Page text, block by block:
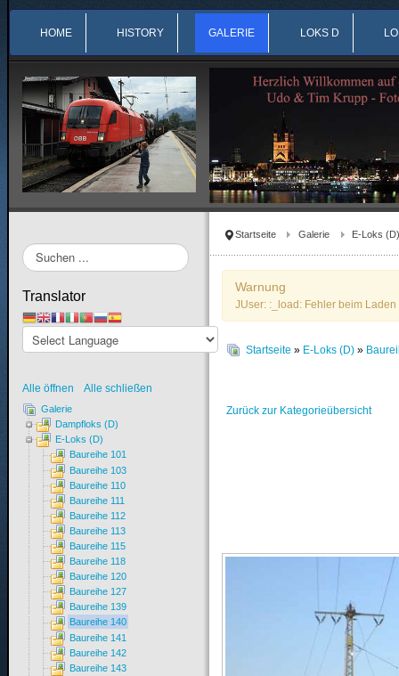
HOME HISTORY GALERIE LOKS D
Startseite Galerie E-Loks (D)
Warnung
JUser: :_load: Fehler beim
Startseite » E-Loks (D) »
Zurück zur Kategorieübersicht
Suchen
...
Translator
Alle öffnen Alle schließen
Galerie
Dampfloks (D)
E-Loks (D)
Baureihe 101
Baureihe 103
Baureihe 110
Baureihe 111
Baureihe 112
Baureihe 113
Baureihe 115
Baureihe 118
Baureihe 120
Baureihe 127
Baureihe 139
Baureihe 140
Baureihe 141
Baureihe 142
Baureihe 143